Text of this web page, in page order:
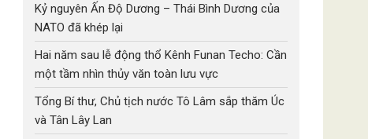
Kỷ nguyên Ấn Độ Dương – Thái Bình Dương của
NATO đã khép lại
Hai năm sau lễ động thổ Kênh Funan Techo: Cần
một tầm nhìn thủy văn toàn lưu vực
Tổng Bí thư, Chủ tịch nước Tô Lâm sắp thăm Úc
và Tân Lây Lan